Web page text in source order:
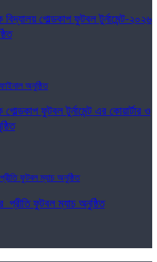
বিদ্যালয় গোল্ডকাপ ফুটবল টুর্নামেন্ট-২০২৬
ফুটবল টুর্নামেন্ট এর কোয়ার্টার ও
প্রীতি ফুটবল ম্যাচ অনুষ্ঠিত